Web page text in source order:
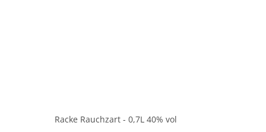
Racke Rauchzart - 0,7L 40% vol